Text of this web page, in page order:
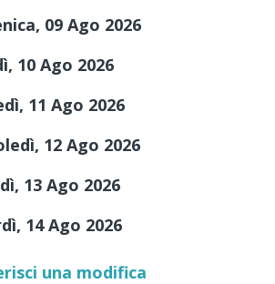
09 Ago 2026
10 Ago 2026
11 Ago 2026
12 Ago 2026
13 Ago 2026
14 Ago 2026
una modifica